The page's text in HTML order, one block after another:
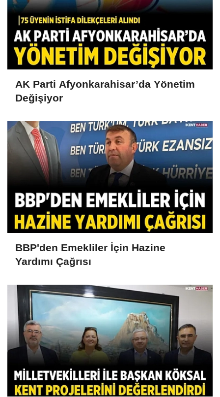
AK Parti Afyonkarahisar’da Yönetim
Değişiyor
BBP'den Emekliler İçin Hazine
Yardımı Çağrısı